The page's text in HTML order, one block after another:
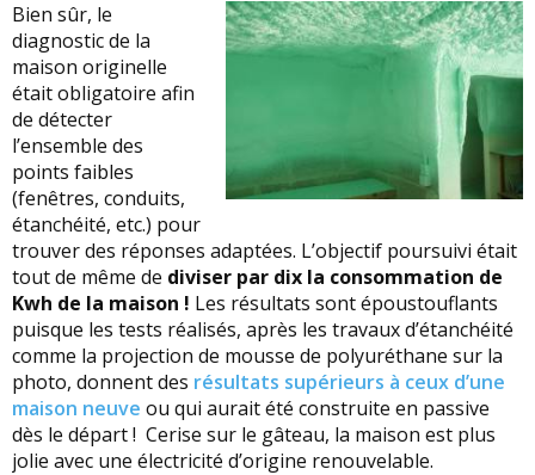
Bien sûr, le
diagnostic de la
maison originelle
était obligatoire afin
de détecter
l’ensemble des
points faibles
(fenêtres, conduits,
étanchéité, etc.) pour
trouver des réponses adaptées. L’objectif poursuivi était
tout de même de diviser par dix la consommation de
Kwh de la maison ! Les résultats sont époustouflants
puisque les tests réalisés, après les travaux d’étanchéité
comme la projection de mousse de polyuréthane sur la
photo, donnent des résultats supérieurs à ceux d’une
maison neuve ou qui aurait été construite en passive
dès le départ ! Cerise sur le gâteau, la maison est plus
jolie avec une électricité d’origine renouvelable.